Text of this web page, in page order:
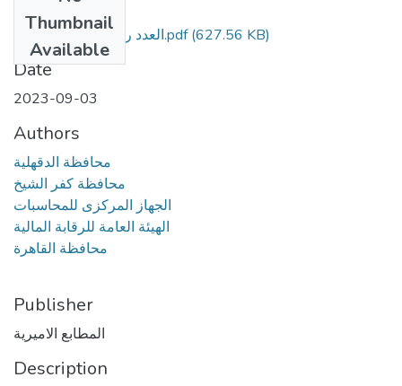
Thumbnail
Available
العدد رقم 194 - مؤمن.pdf(627.56 KB)
Date
2023-09-03
Authors
محافظة الدقهلية
محافظة كفر الشيخ
الجهاز المركزى للمحاسبات
الهيئة العامة للرقابة المالية
محافظة القاهرة
Publisher
المطابع الاميرية
Description